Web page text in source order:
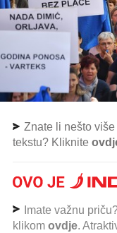
Znate li nešto
tekstu? Kliknite
Imate važnu
klikom ovdje.